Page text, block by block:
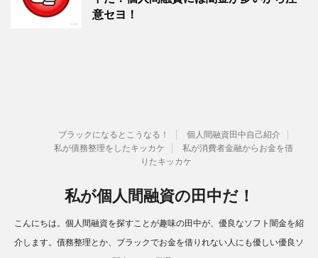
意セヨ！
ブラックになるとこうなる！
個人間融資田中自己紹介
私が債務整理をしたキッカケ
私が消費者金融からお金を借
りたキッカケ
私が個人間融資の田中だ！
こんにちは。個人間融資を探すことが趣味の田中が、優良なソフト闇金を紹
介します。債務整理とか、ブラックでお金を借りれない人にも優しい優良ソ